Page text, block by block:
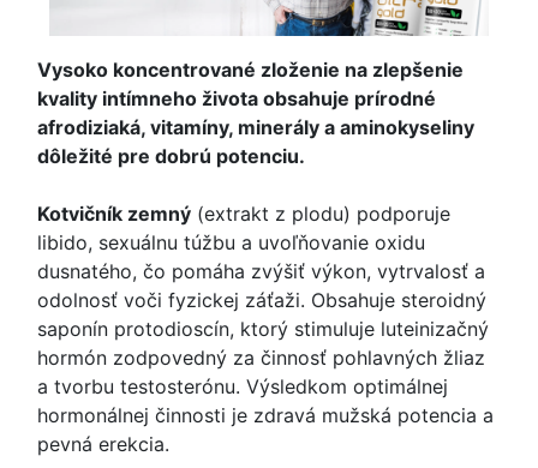
Vysoko koncentrované zloženie na zlepšenie
kvality intímneho života obsahuje prírodné
afrodiziaká, vitamíny, minerály a aminokyseliny
dôležité pre dobrú potenciu.
Kotvičník zemný (extrakt z plodu) podporuje
libido, sexuálnu túžbu a uvoľňovanie oxidu
dusnatého, čo pomáha zvýšiť výkon, vytrvalosť a
odolnosť voči fyzickej záťaži. Obsahuje steroidný
saponín protodioscín, ktorý stimuluje luteinizačný
hormón zodpovedný za činnosť pohlavných žliaz
a tvorbu testosterónu. Výsledkom optimálnej
hormonálnej činnosti je zdravá mužská potencia a
pevná erekcia.